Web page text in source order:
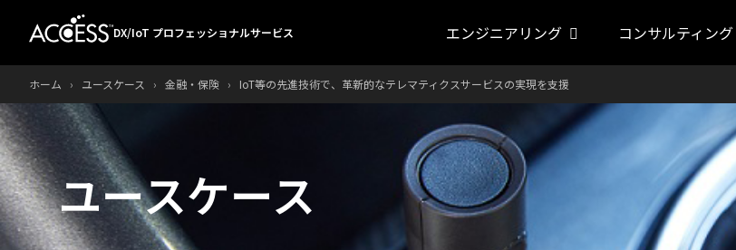
DX/IoT プロフェッショナルサービス エンジニアリング コンサルティング
ホーム › ユースケース › 金融・保険 › IoT等の先進技術で、革新的なテレマティクスサービスの実現を支援
ユースケース